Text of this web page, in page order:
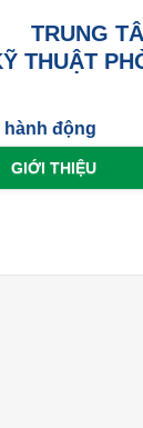
TRUNG
THUẬT
hành động
GIỚI THIỆU